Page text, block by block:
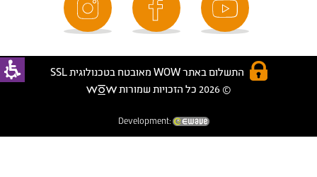
התשלום באתר WOW מאובטח בטכנולוגית SSL
© 2026 כל הזכויות שמורות
Development: